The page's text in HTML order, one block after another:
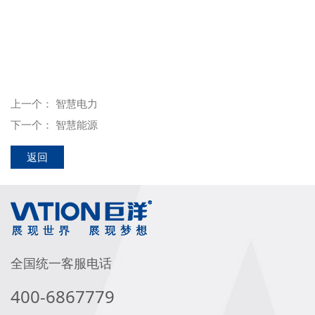
上一个： 智慧电力
下一个： 智慧能源
返回
全国统一客服电话
400-6867779